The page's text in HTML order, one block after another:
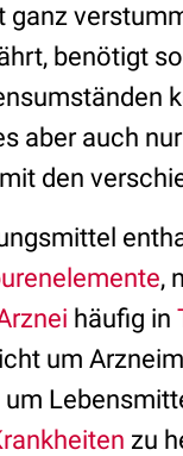
benötigt
aber auch
den
,
häufig in
um
zu